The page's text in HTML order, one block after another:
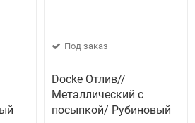
Под заказ
Docke Отлив//
Металлический с
посыпкой/ Рубиновый